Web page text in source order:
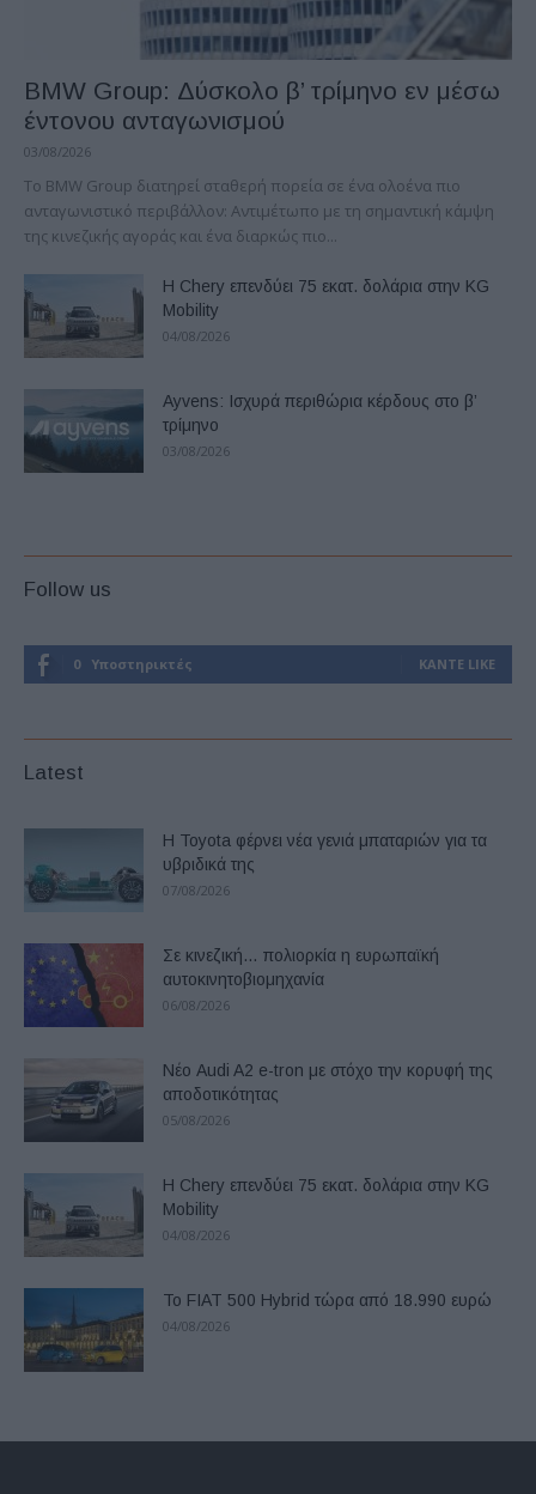
BMW Group: Δύσκολο β’ τρίμηνο εν μέσω
έντονου ανταγωνισμού
03/08/2026
Το BMW Group διατηρεί σταθερή πορεία σε ένα ολοένα πιο
ανταγωνιστικό περιβάλλον: Αντιμέτωπο με τη σημαντική κάμψη
της κινεζικής αγοράς και ένα διαρκώς πιο...
Η Chery επενδύει 75 εκατ. δολάρια στην KG
Mobility
04/08/2026
Ayvens: Iσχυρά περιθώρια κέρδους στο β’
τρίμηνο
03/08/2026
Follow us
0 Υποστηρικτές ΚΆΝΤΕ LIKE
Latest
Η Toyota φέρνει νέα γενιά μπαταριών για τα
υβριδικά της
07/08/2026
Σε κινεζική… πολιορκία η ευρωπαϊκή
αυτοκινητοβιομηχανία
06/08/2026
Νέο Audi A2 e-tron με στόχο την κορυφή της
αποδοτικότητας
05/08/2026
Η Chery επενδύει 75 εκατ. δολάρια στην KG
Mobility
04/08/2026
Το FIAT 500 Hybrid τώρα από 18.990 ευρώ
04/08/2026